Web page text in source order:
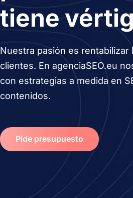
tiene
Nuestra pasión es
clientes. En agenciaSEO.eu
con estrategias a medida en
contenidos.
Pide presupuesto